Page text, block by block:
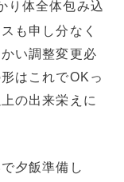
り体全体包み込
も申し分なく
い調整変更必
はこれでOKっ
の出来栄えに
夕飯準備し